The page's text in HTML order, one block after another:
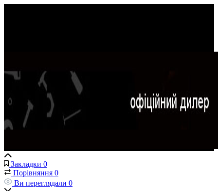
Закладки 0
Порівняння 0
Ви переглядали 0